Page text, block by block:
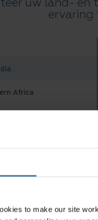
to make our site
ervaring
Africa
And Turkey
moet een
het belang inzien van
dat dit ook echt
afdelingen
HR en
het doorbreken van
en